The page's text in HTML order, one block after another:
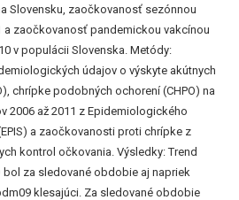
Slovensku, zaočkovanosť sezónnou
a zaočkovanosť pandemickou vakcínou
v populácii Slovenska. Metódy:
údajov o výskyte akútnych
chrípke podobných ochorení (CHPO) na
2006 až 2011 z Epidemiologického
a zaočkovanosti proti chrípke z
kontrol očkovania. Výsledky: Trend
bol za sledované obdobie aj napriek
klesajúci. Za sledované obdobie